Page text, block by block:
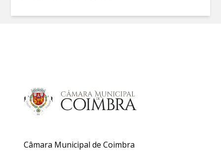
Câmara Municipal de Coimbra